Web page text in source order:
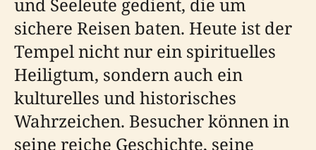
sichere Reisen baten. Heute ist der
Tempel nicht nur ein spirituelles
Heiligtum, sondern auch ein
kulturelles und historisches
Wahrzeichen. Besucher können in
seine reiche Geschichte, seine